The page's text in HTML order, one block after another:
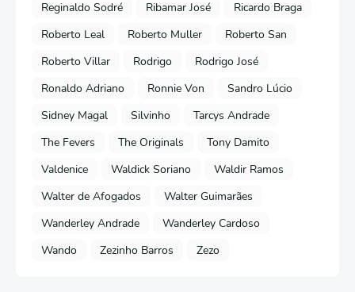
Reginaldo Sodré
Ribamar José
Ricardo Braga
Roberto Leal
Roberto Muller
Roberto San
Roberto Villar
Rodrigo
Rodrigo José
Ronaldo Adriano
Ronnie Von
Sandro Lúcio
Sidney Magal
Silvinho
Tarcys Andrade
The Fevers
The Originals
Tony Damito
Valdenice
Waldick Soriano
Waldir Ramos
Walter de Afogados
Walter Guimarães
Wanderley Andrade
Wanderley Cardoso
Wando
Zezinho Barros Zezo